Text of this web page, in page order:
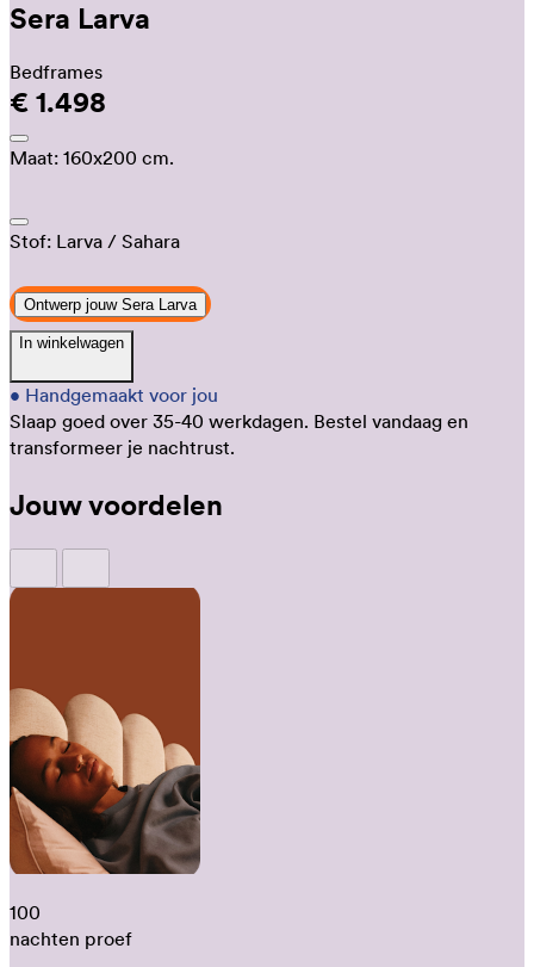
Sera Larva
Bedframes
€ 1.498
Maat: 160x200 cm.
Stof: Larva / Sahara
Ontwerp jouw Sera Larva
In winkelwagen
• Handgemaakt voor jou
Slaap goed over 35-40 werkdagen. Bestel vandaag en
transformeer je nachtrust.
Jouw voordelen
100
nachten proef